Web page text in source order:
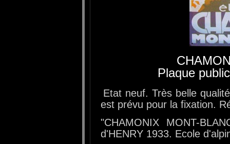
Plaque
Etat neuf. Très belle
est prévu pour la fixation.
"CHAMONIX MONT-
d'HENRY 1933. Ecole